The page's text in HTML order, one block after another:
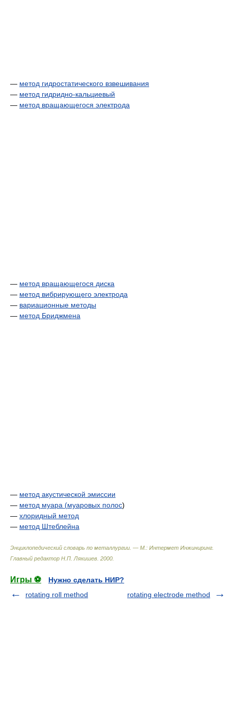
— метод гидростатического взвешивания
— метод гидридно-кальциевый
— метод вращающегося электрода
— метод вращающегося диска
— метод вибрирующего электрода
— вариационные методы
— метод Бриджмена
— метод акустической эмиссии
— метод муара (муаровых полос)
— хлоридный метод
— метод Штеблейна
Энциклопедический словарь по металлургии. — М.: Интермет Инжиниринг
Главный редактор Н.П. Лякишев 2000
Игры ⚽
Нужно сделать НИР?
rotating roll method
rotating electrode method